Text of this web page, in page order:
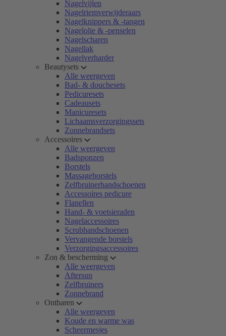
Nagelvijlen
Nagelriemverwijderaars
Nagelknippers & -tangen
Nagelolie & -penselen
Nagelscharen
Nagellak
Nagelverharder
Beautysets
Alle weergeven
Bad- & douchesets
Pedicuresets
Cadeausets
Manicuresets
Lichaamsverzorgingssets
Zonnebrandsets
Accessoires
Alle weergeven
Badsponzen
Borstels
Massageborstels
Zelfbruinerhandschoenen
Accessoires pedicure
Flanellen
Hand- & voetsieraden
Nagelaccessoires
Scrubhandschoenen
Vervangende borstels
Verzorgingsaccessoires
Zon & bescherming
Alle weergeven
Aftersun
Zelfbruiners
Zonnebrand
Ontharen
Alle weergeven
Koude en warme was
Scheermesjes